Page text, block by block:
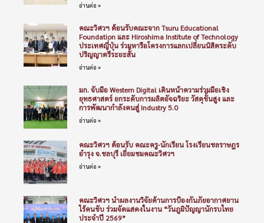
อ่านต่อ »
คณะวิศวฯ ต้อนรับคณะจาก Tsuru Educational
Foundation และ Hiroshima Institute of Technology
ประเทศญี่ปุ่น ร่วมหารือโครงการแลกเปลี่ยนนิสิตระดับ
ปริญญาตรีระยะสั้น
อ่านต่อ »
มก. จับมือ Western Digital เดินหน้าความร่วมมือเชิง
ยุทธศาสตร์ ยกระดับการผลิตอัจฉริยะ วัสดุขั้นสูง และ
การพัฒนากำลังคนสู่ Industry 5.0
อ่านต่อ »
คณะวิศวฯ ต้อนรับ คณะครู-นักเรียน โรงเรียนชลราษฎร
อำรุง จ.ชลบุรี เยี่ยมชมคณะวิศวฯ
อ่านต่อ »
คณะวิศวฯ นำผลงานวิจัยด้านการป้องกันภัยอากาศยาน
ไร้คนขับ ร่วมจัดแสดงในงาน “วันภูมิปัญญานักรบไทย
ประจำปี 2569”